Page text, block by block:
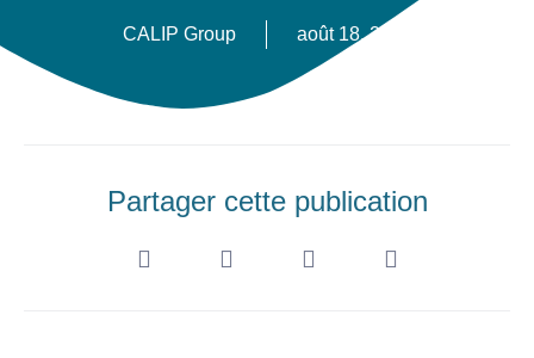
CALIP Group août 18, 2020
Partager cette publication